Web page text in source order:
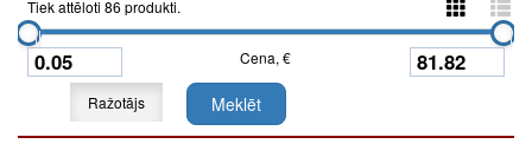
Tiek attēloti 86 produkti.
Cena, €
Ražotājs Meklēt